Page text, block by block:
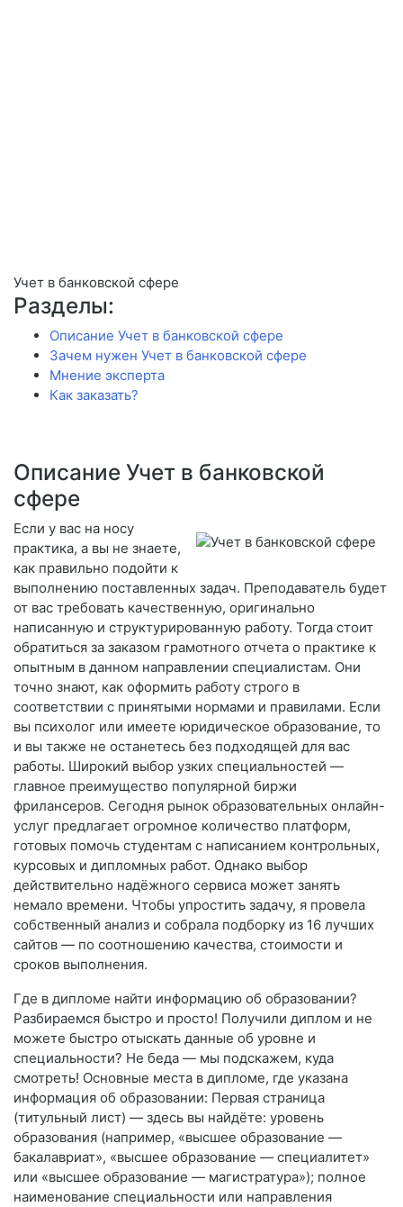
Учет в банковской сфере
Разделы:
Описание Учет в банковской сфере
Зачем нужен Учет в банковской сфере
Мнение эксперта
Как заказать?
Описание Учет в банковской
сфере
Если у вас на носу
практика, а вы не знаете,
как правильно подойти к
выполнению поставленных задач. Преподаватель будет
от вас требовать качественную, оригинально
написанную и структурированную работу. Тогда стоит
обратиться за заказом грамотного отчета о практике к
опытным в данном направлении специалистам. Они
точно знают, как оформить работу строго в
соответствии с принятыми нормами и правилами. Если
вы психолог или имеете юридическое образование, то
и вы также не останетесь без подходящей для вас
работы. Широкий выбор узких специальностей —
главное преимущество популярной биржи
фрилансеров. Сегодня рынок образовательных онлайн-
услуг предлагает огромное количество платформ,
готовых помочь студентам с написанием контрольных,
курсовых и дипломных работ. Однако выбор
действительно надёжного сервиса может занять
немало времени. Чтобы упростить задачу, я провела
собственный анализ и собрала подборку из 16 лучших
сайтов — по соотношению качества, стоимости и
сроков выполнения.
Где в дипломе найти информацию об образовании?
Разбираемся быстро и просто! Получили диплом и не
можете быстро отыскать данные об уровне и
специальности? Не беда — мы подскажем, куда
смотреть! Основные места в дипломе, где указана
информация об образовании: Первая страница
(титульный лист) — здесь вы найдёте: уровень
образования (например, «высшее образование —
бакалавриат», «высшее образование — специалитет»
или «высшее образование — магистратура»); полное
наименование специальности или направления